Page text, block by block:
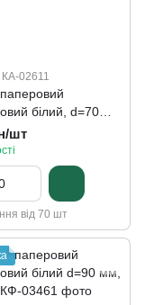
КА-02611
білий, d=70
євро
шт
від 70 шт